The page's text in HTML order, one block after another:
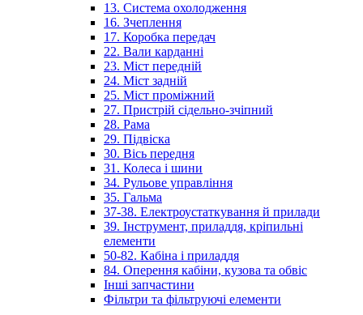
13. Система охолодження
16. Зчеплення
17. Коробка передач
22. Вали карданні
23. Міст передній
24. Міст задній
25. Міст проміжний
27. Пристрій сідельно-зчіпний
28. Рама
29. Підвіска
30. Вісь передня
31. Колеса і шини
34. Рульове управління
35. Гальма
37-38. Електроустаткування й прилади
39. Інструмент, приладдя, кріпильні
елементи
50-82. Кабіна і приладдя
84. Оперення кабіни, кузова та обвіс
Інші запчастини
Фільтри та фільтруючі елементи